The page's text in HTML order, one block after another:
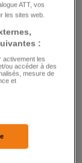
ATT, vos
les sites web.
:
activement les
ou accéder à des
mesure de
et